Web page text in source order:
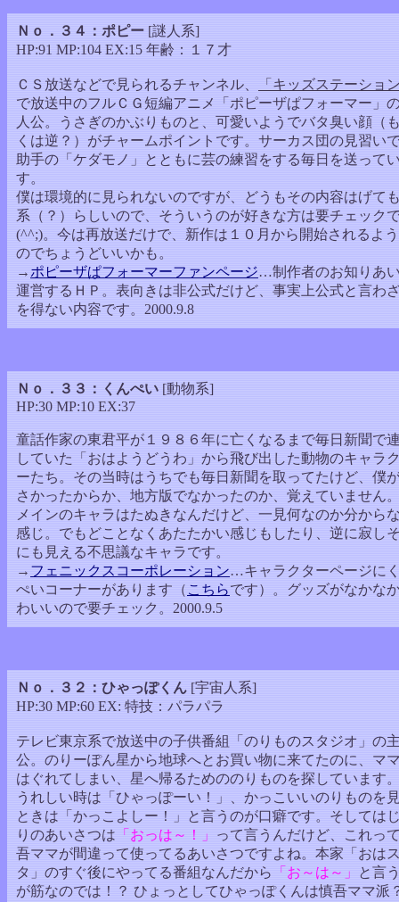
Ｎｏ．３４：ポピー [謎人系]
HP:91 MP:104 EX:15 年齢：１７才
ＣＳ放送などで見られるチャンネル、
「キッズステーショ
で放送中のフルＣＧ短編アニメ「ポピーザぱフォーマー」
人公。うさぎのかぶりものと、可愛いようでバタ臭い顔（
くは逆？）がチャームポイントです。サーカス団の見習い
助手の「ケダモノ」とともに芸の練習をする毎日を送って
す。
僕は環境的に見られないのですが、どうもその内容はげて
系（？）らしいので、そういうのが好きな方は要チェック
(^^;)。今は再放送だけで、新作は１０月から開始されるよ
のでちょうどいいかも。
→ ポピーザぱフォーマーファンページ…制作者のお知りあ
運営するＨＰ。表向きは非公式だけど、事実上公式と言わ
を得ない内容です。2000.9.8
Ｎｏ．３３：くんぺい [動物系]
HP:30 MP:10 EX:37
童話作家の東君平が１９８６年に亡くなるまで毎日新聞で
していた「おはようどうわ」から飛び出した動物のキャラ
ーたち。その当時はうちでも毎日新聞を取ってたけど、僕
さかったからか、地方版でなかったのか、覚えていません
メインのキャラはたぬきなんだけど、一見何なのか分から
感じ。でもどことなくあたたかい感じもしたり、逆に寂し
にも見える不思議なキャラです。
→ フェニックスコーポレーション…キャラクターページに
ぺいコーナーがあります（ こちらです）。グッズがなかな
わいいので要チェック。2000.9.5
Ｎｏ．３２：ひゃっぽくん [宇宙人系]
HP:30 MP:60 EX: 特技：パラパラ
テレビ東京系で放送中の子供番組「のりものスタジオ」の
公。のりーぽん星から地球へとお買い物に来てたのに、マ
はぐれてしまい、星へ帰るためののりものを探しています
うれしい時は「ひゃっぽーい！」、かっこいいのりものを
ときは「かっこよしー！」と言うのが口癖です。そしては
りのあいさつは 「おっは～！」
って言うんだけど、これっ
吾ママが間違って使ってるあいさつですよね。本家「おは
タ」のすぐ後にやってる番組なんだから
「お～は～」
と言
が筋なのでは！？ ひょっとしてひゃっぽくんは慎吾ママ派